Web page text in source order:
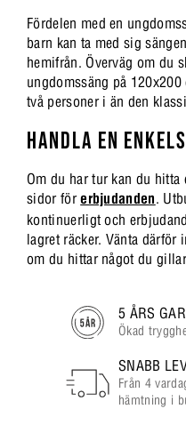
Fördelen med en
barn kan ta med sig
hemifrån. Överväg om du
ungdomssäng på
två personer i än den
HANDLA EN
Om du har tur kan du
sidor förerbjudanden.
kontinuerligt och
lagret räcker. Vänta därför
om du hittar något du
5 ÅRS
Ökad
SNABB
Från 4
hämtning i